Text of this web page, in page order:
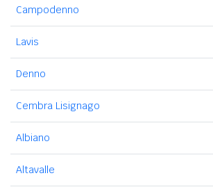
Campodenno
Lavis
Denno
Cembra Lisignago
Albiano
Altavalle